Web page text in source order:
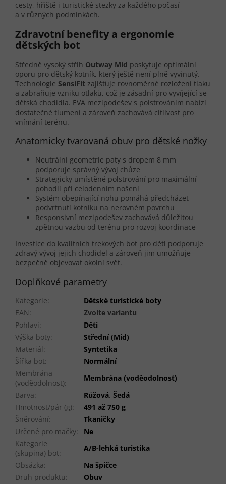
cesty, hřiště i turistické stezky za každého počasí
a v různých podmínkách.
Zdravotní benefity a ergonomie
dětských bot
Středně vysoký střih Outway Mid poskytuje optimální
oporu pro dětský kotník, který ještě není plně vyvinutý.
Technologie SensiFit zajišťuje rovnoměrné rozložení tlaku
a zabraňuje vzniku otlaků, což je zásadní pro vyvíjející se
dětská chodidla. EVA mezipodešev s polstrováním nabízí
dostatečné tlumení a zároveň zachovává citlivost pro
vnímání terénu.
Anatomicky tvarovaná obuv pro dětské nožky
Neutrální geometrie paty s dropem 8 mm
podporuje správný vývoj chůze
Strategicky umístěné polstrování pro maximální
pohodlí při celodenním nošení
Systém obepínající nohu pomáhá předcházet
podvrtnutí kotníku na nerovném povrchu
Responsivní mezipodešev zachovává důležitou
zpětnou vazbu od terénu pro rozvoj koordinace
Investice do kvalitních trekových bot pro děti podporuje
zdravý vývoj jejich chodidel a zároveň jim umožňuje
bezpečně objevovat okolní svět.
Doplňkové parametry
Kategorie:
Dětské turistické boty
EAN:
Zvolte variantu
Pohlaví:
Děti
Výška boty:
Střední (Mid)
Materiál:
Syntetika
Šířka bot:
Normální
Membrána
(voděodolnost):
Membrána (voděodolnost)
Barva: Růžová, Šedá
Hmotnost/pár (g):
491 až 750 g
Šněrování:
Tkaničky
Určené pro mačky:
Ne
Kategorie
(skupina) bot:
A/B-lehká turistika
Obsázka:
Na špičce
Druh produktu:
Obuv